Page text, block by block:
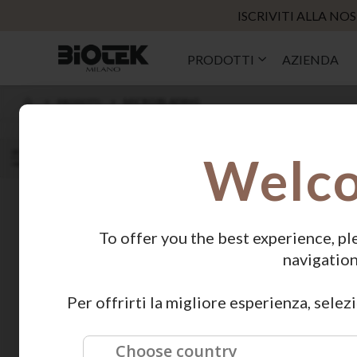
ISCRIVITI ALLA
PRODOTTI AZIENDA
ORDINA PER
To offer you the best experience,
Per offrirti la migliore esperienza,
Choose country